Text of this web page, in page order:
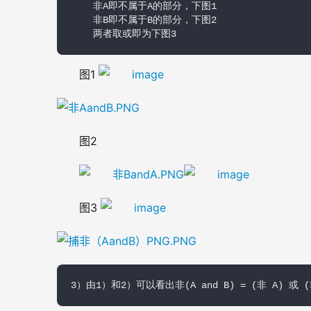
非A即不属于A的部分，下图1
非B即不属于B的部分，下图2
两者取或即为下图3
图1
图2
图3
3）由1）和2）可以看出非(A and B) = (非 A) 或